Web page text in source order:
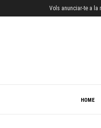
Vols anunciar-te a la
HOME